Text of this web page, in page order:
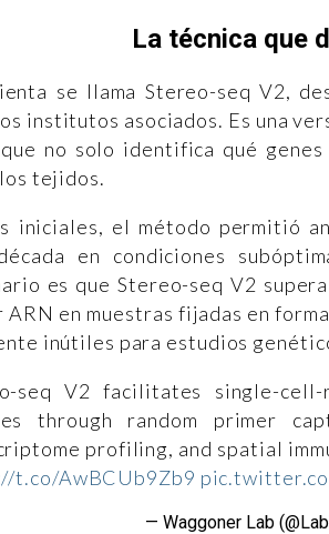
La técnica que
se llama Stereo-seq V2,
institutos asociados. Es una
no solo identifica qué
tejidos.
iniciales, el método permitió
en condiciones
es que Stereo-seq V2
ARN en muestras fijadas en
inútiles para estudios
seq V2 facilitates single-
through random primer
profiling, and spatial
t.co/AwBCUb9Zb9
— Waggoner Lab